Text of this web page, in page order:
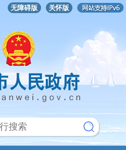
无障碍版 关怀版